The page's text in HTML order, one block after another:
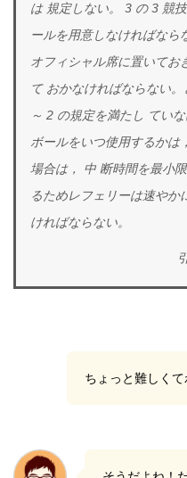
は規定しない。
3 の 3 競
ールを用意しなければなら
オフィシャル席に置いてお
ておかなければならない。
～ 2 の規定を満たし てい
ボールをいつ使用するかは
場合は， 中 断時間を最小
るためレフェリーは速やか
ければならない。
ちょっと難しく